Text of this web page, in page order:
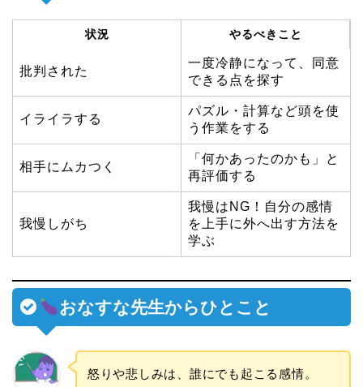
状況 やるべきこと
批判された
一度冷静になって、同意
できる点を探す
イライラする
パズル・計算など頭を使
う作業をする
相手にムカつく
「何かあったのかも」と
再評価する
我慢しがち
我慢はNG！自分の感情
を上手に外へ出す方法を
学ぶ
おなすな先生からひとこと
怒りや悲しみは、誰にでも起こる感情。